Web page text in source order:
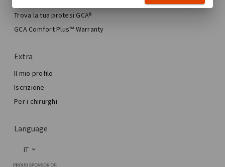
Il mio intervento al seno
Chirurgia mammaria estetica
Total Breast Reconstruction™
Trova la tua protesi GCA®
GCA Comfort Plus™ Warranty
Extra
Il mio profilo
Iscrizione
Per i chirurghi
Language
IT